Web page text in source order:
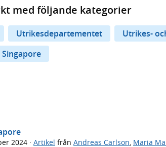
med följande kategorier
Utrikesdepartementet
Utrikes-
Singapore
2024 · Artikel från Andreas Carlson, Maria